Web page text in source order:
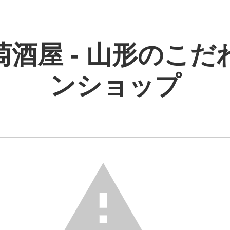
酒屋 - 山形のこだ
ンショップ